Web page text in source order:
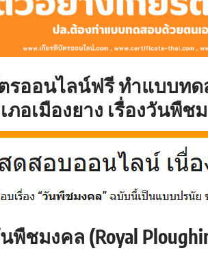
รออนไลน์ฟรี ทำแบบทด
ภอเมืองยาง เรื่องวันพืช
พืชมงคล (Royal